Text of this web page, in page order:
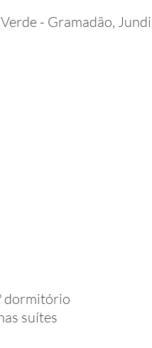
- Gramadão,
dormitório
suítes